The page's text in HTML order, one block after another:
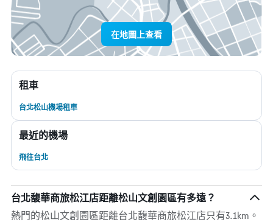
在地圖上查看
租車
台北松山機場租車
最近的機場
飛往台北
台北馥華商旅松江店距離松山文創園區有多遠？
熱門的松山文創園區距離台北馥華商旅松江店只有3.1km。